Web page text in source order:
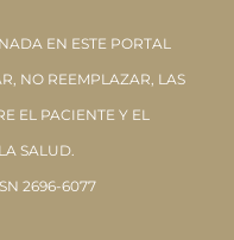
EN ESTE PORTAL
NO REEMPLAZAR, LAS
EL PACIENTE Y EL
SALUD.
2696-6077